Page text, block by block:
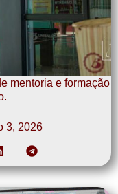
mentoria e formação
3, 2026